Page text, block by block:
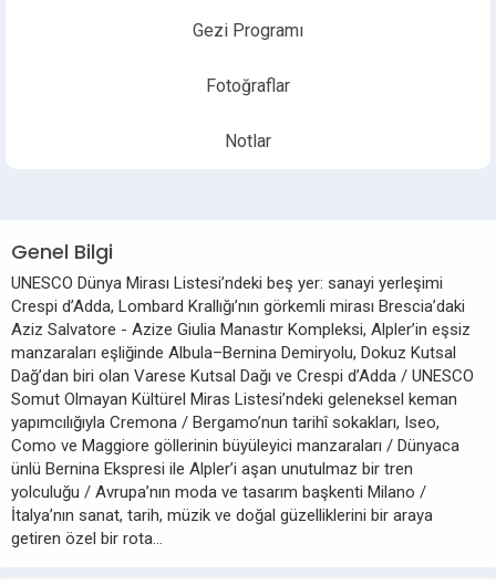
Gezi Programı
Fotoğraflar
Notlar
Genel Bilgi
UNESCO Dünya Mirası Listesi’ndeki beş yer: sanayi yerleşimi
Crespi d’Adda, Lombard Krallığı’nın görkemli mirası Brescia’daki
Aziz Salvatore - Azize Giulia Manastır Kompleksi, Alpler’in eşsiz
manzaraları eşliğinde Albula–Bernina Demiryolu, Dokuz Kutsal
Dağ’dan biri olan Varese Kutsal Dağı ve Crespi d’Adda / UNESCO
Somut Olmayan Kültürel Miras Listesi’ndeki geleneksel keman
yapımcılığıyla Cremona / Bergamo’nun tarihî sokakları, Iseo,
Como ve Maggiore göllerinin büyüleyici manzaraları / Dünyaca
ünlü Bernina Ekspresi ile Alpler’i aşan unutulmaz bir tren
yolculuğu / Avrupa’nın moda ve tasarım başkenti Milano /
İtalya’nın sanat, tarih, müzik ve doğal güzelliklerini bir araya
getiren özel bir rota…